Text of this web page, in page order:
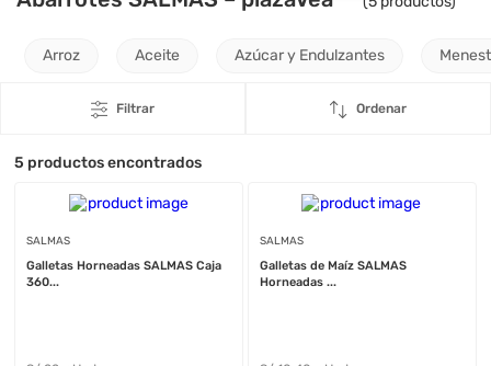
Arroz Aceite Azúcar y Endulzantes
Filtrar Ordenar
5 productos encontrados
SALMAS
Galletas Horneadas SALMAS Caja
360...
SALMAS
Galletas de Maíz SALMAS
Horneadas ...